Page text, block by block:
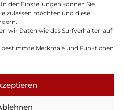
den Einstellungen können Sie
zulassen möchten und diese
wir Daten wie das Surfverhalten auf
bestimmte Merkmale und Funktionen